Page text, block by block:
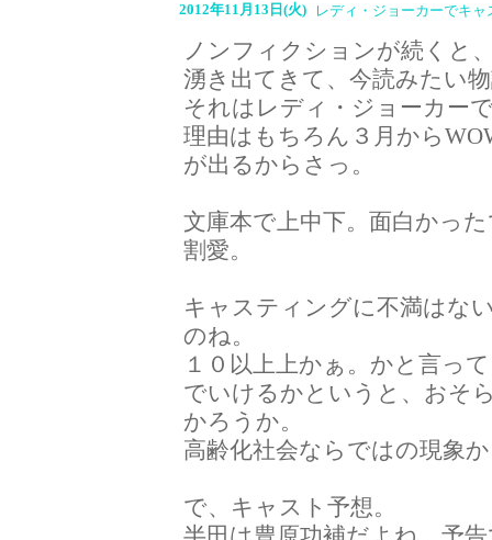
2012年11月13日(火) レディ・ジョーカーでキ
ノンフィクションが続くと
湧き出てきて、今読みたい
それはレディ・ジョーカ
理由はもちろん３月から
が出るからさっ。
文庫本で上中下。面白かっ
割愛。
キャスティングに不満はな
のね。
１０以上上かぁ。かと言っ
でいけるかというと、おそ
かろうか。
高齢化社会ならではの現象
で、キャスト予想。